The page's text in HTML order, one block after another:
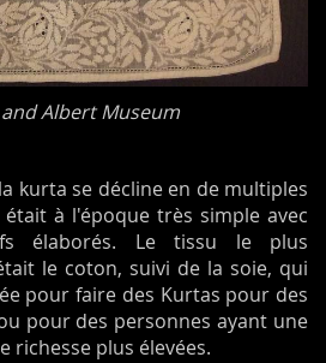
Albert Museum
kurta se décline en de multiples
à l'époque très simple avec
élaborés.
Le tissu le plus
le coton, suivi de la soie, qui
pour faire des Kurtas pour des
pour des personnes ayant une
richesse plus élevées.